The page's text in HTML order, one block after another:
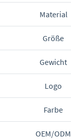
Material
Größe
Gewicht
Logo
Farbe
OEM/ODM